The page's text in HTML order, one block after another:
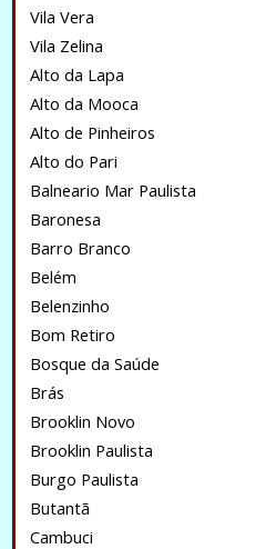
Vila Vera
Vila Zelina
Alto da Lapa
Alto da Mooca
Alto de Pinheiros
Alto do Pari
Balneario Mar Paulista
Baronesa
Barro Branco
Belém
Belenzinho
Bom Retiro
Bosque da Saúde
Brás
Brooklin Novo
Brooklin Paulista
Burgo Paulista
Butantã
Cambuci